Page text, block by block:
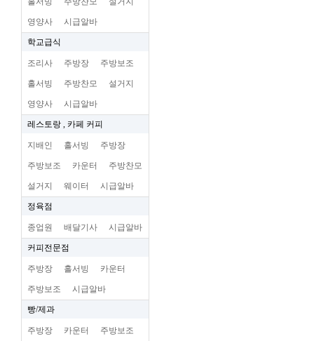
영양사 시급알바
학교급식
조리사 주방장 주방보조
홀서빙 주방찬모 설거지
영양사 시급알바
레스토랑 , 카페 커피
지배인 홀서빙 주방장
주방보조 카운터 주방찬모
설거지 웨이터 시급알바
정육점
종업원 배달기사 시급알바
커피전문점
주방장 홀서빙 카운터
주방보조 시급알바
빵/제과
주방장 카운터 주방보조